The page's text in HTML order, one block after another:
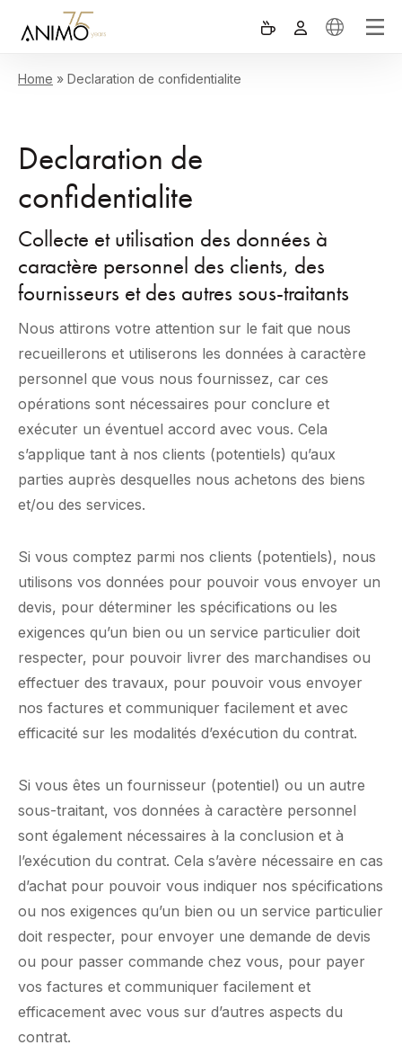
Home » Declaration de confidentialite
Declaration de
confidentialite
Collecte et utilisation des données à
caractère personnel des clients, des
fournisseurs et des autres sous-traitants
Nous attirons votre attention sur le fait que nous
recueillerons et utiliserons les données à caractère
personnel que vous nous fournissez, car ces
opérations sont nécessaires pour conclure et
exécuter un éventuel accord avec vous. Cela
s’applique tant à nos clients (potentiels) qu’aux
parties auprès desquelles nous achetons des biens
et/ou des services.
Si vous comptez parmi nos clients (potentiels), nous
utilisons vos données pour pouvoir vous envoyer un
devis, pour déterminer les spécifications ou les
exigences qu’un bien ou un service particulier doit
respecter, pour pouvoir livrer des marchandises ou
effectuer des travaux, pour pouvoir vous envoyer
nos factures et communiquer facilement et avec
efficacité sur les modalités d’exécution du contrat.
Si vous êtes un fournisseur (potentiel) ou un autre
sous-traitant, vos données à caractère personnel
sont également nécessaires à la conclusion et à
l’exécution du contrat. Cela s’avère nécessaire en cas
d’achat pour pouvoir vous indiquer nos spécifications
ou nos exigences qu’un bien ou un service particulier
doit respecter, pour envoyer une demande de devis
ou pour passer commande chez vous, pour payer
vos factures et communiquer facilement et
efficacement avec vous sur d’autres aspects du
contrat.